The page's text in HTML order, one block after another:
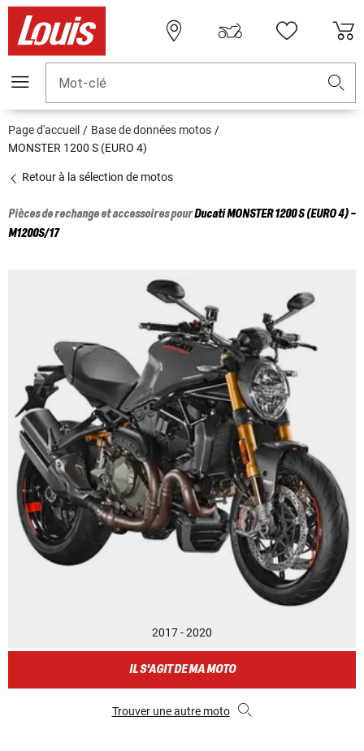
Mot-clé
Page d'accueil
Base de données motos
MONSTER 1200 S (EURO 4)
Retour à la sélection de motos
Pièces de rechange et accessoires pourDucatiMONSTER 1200 S (EURO 4) -
M1200S/17
2017 - 2020
IL S'AGIT DE MA MOTO
Trouver une autre moto